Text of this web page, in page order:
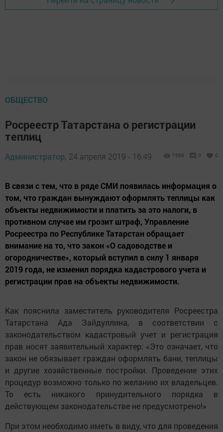
ОБЩЕСТВО
Росреестр Татарстана о регистрации
теплиц
Администратор, 24 апреля 2019 - 16:49 1569 0 0
В связи с тем, что в ряде СМИ появилась информация о
том, что граждан вынуждают оформлять теплицы как
объекты недвижимости и платить за это налоги, в
противном случае им грозит штраф, Управление
Росреестра по Республике Татарстан обращает
внимание на то, что закон «О садоводстве и
огородничестве», который вступил в силу 1 января
2019 года, не изменил порядка кадастрового учета и
регистрации прав на объекты недвижимости.
Как пояснила заместитель руководителя Росреестра
Татарстана Ада Зайдуллина, в соответствии с
законодательством кадастровый учет и регистрация
прав носят заявительный характер: «Это означает, что
закон не обязывает граждан оформлять бани, теплицы
и другие хозяйственные постройки. Проведение этих
процедур возможно только по желанию их владельцев.
То есть никакого принудительного порядка в
действующем законодательстве не предусмотрено!»
При этом необходимо иметь в виду, что для проведения